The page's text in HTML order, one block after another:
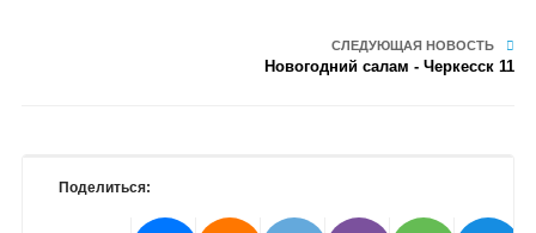
СЛЕДУЮЩАЯ НОВОСТЬ
Новогодний салам - Черкесск 11
Поделиться: